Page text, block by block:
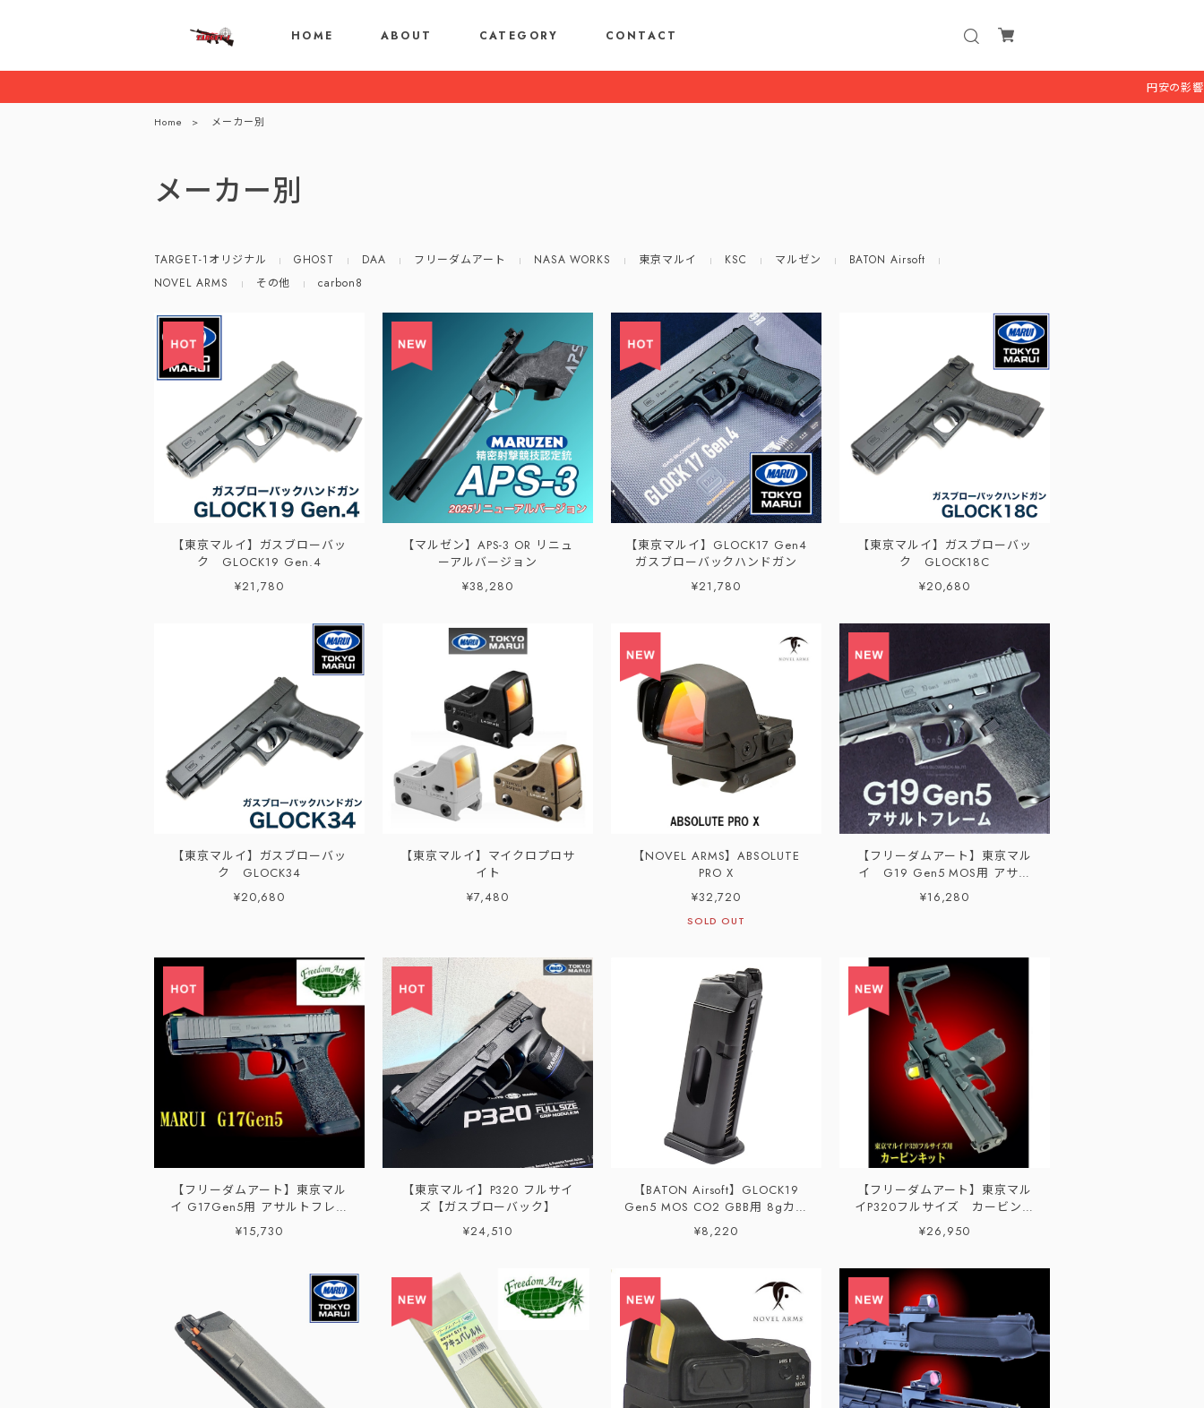
HOME ABOUT CATEGORY CONTACT
円安の影響により、一
Home メーカー別
メーカー別
TARGET-1オリジナル GHOST DAA フリーダムアート NASA WORKS 東京マルイ KSC マルゼン
BATON Airsoft
NOVEL ARMS
その他 carbon8
【東京マルイ】ガスブローバッ
ク GLOCK19 Gen.4
¥21,780
【マルゼン】APS-3 OR リニュ
ーアルバージョン
¥38,280
【東京マルイ】GLOCK17 Gen4
ガスブローバックハンドガン
¥21,780
【東京マルイ】ガスブローバッ
ク GLOCK18C
¥20,680
【東京マルイ】ガスブローバッ
ク GLOCK34
¥20,680
【東京マルイ】マイクロプロサ
イト
¥7,480
【NOVEL ARMS】ABSOLUTE
PRO X
¥32,720
SOLD OUT
【フリーダムアート】東京マル
イ G19 Gen5 MOS用 アサル
トフレーム
¥16,280
【フリーダムアート】東京マル
イ G17Gen5用 アサルトフレー
ムG5
¥15,730
【東京マルイ】P320 フルサイ
ズ【ガスブローバック】
¥24,510
【BATON Airsoft】GLOCK19
Gen5 MOS CO2 GBB用 8gカー
トリッジ専用マガジン
¥8,220
【フリーダムアート】東京マル
イP320フルサイズ カービンキ
ット
¥26,950